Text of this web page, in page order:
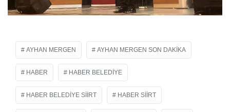
AYHAN MERGEN AYHAN MERGEN SON DAKIKA
HABER HABER BELEDIYE
HABER BELEDIYE SIIRT HABER SIIRT